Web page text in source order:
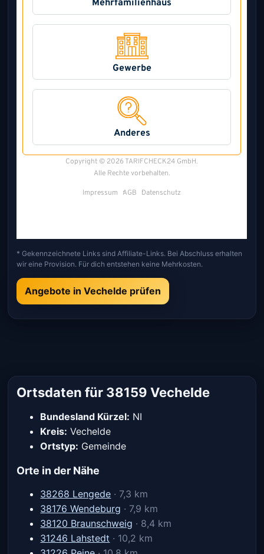
* Gekennzeichnete Links sind Affiliate-Links. Bei Abschluss erhalten
wir eine Provision. Für dich entstehen keine Mehrkosten.
Angebote in Vechelde prüfen
Ortsdaten für 38159 Vechelde
Bundesland Kürzel: NI
Kreis: Vechelde
Ortstyp: Gemeinde
Orte in der Nähe
38268 Lengede · 7,3 km
38176 Wendeburg · 7,9 km
38120 Braunschweig · 8,4 km
31246 Lahstedt · 10,2 km